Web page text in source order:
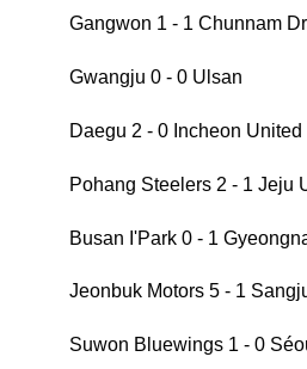
Gangwon 1 - 1 Chunnam
Gwangju 0 - 0 Ulsan
Daegu 2 - 0 Incheon United
Pohang Steelers 2 - 1 Jeju
Busan I'Park 0 - 1
Jeonbuk Motors 5 - 1
Suwon Bluewings 1 - 0